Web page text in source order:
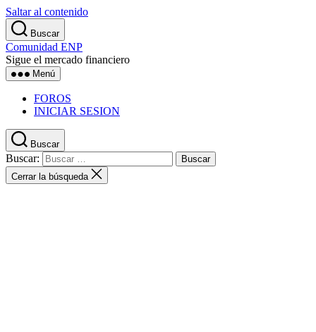
Saltar al contenido
Buscar
Comunidad ENP
Sigue el mercado financiero
Menú
FOROS
INICIAR SESION
Buscar
Buscar:
Cerrar la búsqueda